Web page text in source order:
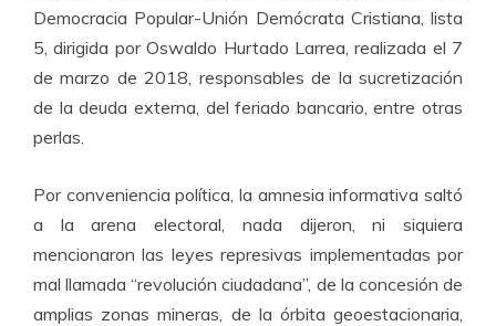
Democracia Popular-Unión Demócrata Cristiana, lista
5, dirigida por Oswaldo Hurtado Larrea, realizada el 7
de marzo de 2018, responsables de la sucretización
de la deuda externa, del feriado bancario, entre otras
perlas.
Por conveniencia política, la amnesia informativa saltó
a la arena electoral, nada dijeron, ni siquiera
mencionaron las leyes represivas implementadas por
mal llamada “revolución ciudadana”, de la concesión de
amplias zonas mineras, de la órbita geoestacionaria,